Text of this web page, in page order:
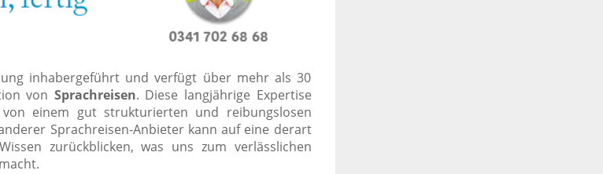
inhabergeführt und verfügt über mehr als 30
von Sprachreisen. Diese langjährige Expertise
einem gut strukturierten und reibungslosen
Sprachreisen-Anbieter kann auf eine derart
zurückblicken, was uns zum verlässlichen